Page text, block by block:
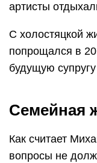
артисты
С холостяцкой
попрощался в
будущую
Семейная
Как считает
вопросы не